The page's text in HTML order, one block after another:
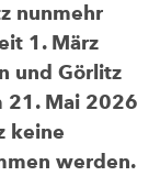
nunmehr
1. März
und Görlitz
21. Mai 2026
keine
werden.